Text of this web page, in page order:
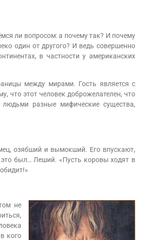
ли вопросом: а почему так? И почему
один от другого? И ведь совершенно
в частности у американских
между мирами. Гость является с
что этот человек доброжелателен, что
разные мифические существа,
озябший и вымокший. Его впускают,
был… Леший. «Пусть коровы ходят в
не
кого